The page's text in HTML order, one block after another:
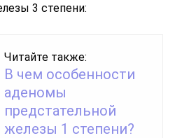
3 степени:
Читайте также:
В чем особенности
аденомы
предстательной
железы 1 степени?